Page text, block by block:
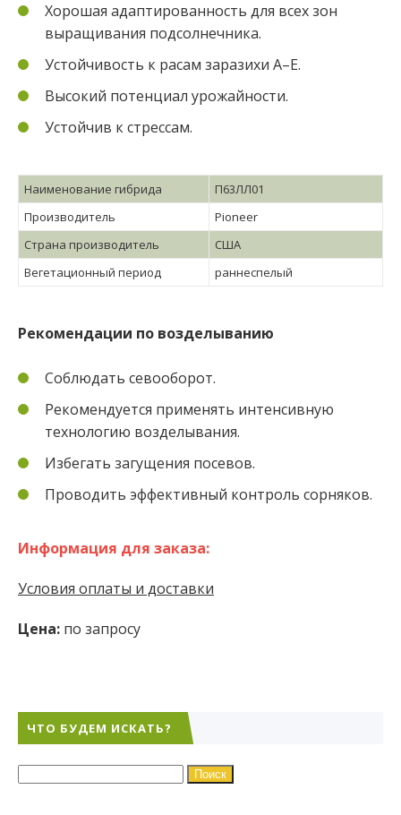
Хорошая адаптированность для всех зон
выращивания подсолнечника.
Устойчивость к расам заразихи А–Е.
Высокий потенциал урожайности.
Устойчив к стрессам.
Наименование гибрида
П63ЛЛ01
Производитель
Pioneer
Страна производитель
США
Вегетационный период
раннеспелый
Рекомендации по возделыванию
Соблюдать севооборот.
Рекомендуется применять интенсивную
технологию возделывания.
Избегать загущения посевов.
Проводить эффективный контроль сорняков.
Информация для заказа:
Условия оплаты и доставки
Цена: по запросу
ЧТО БУДЕМ ИСКАТЬ?
Найти: